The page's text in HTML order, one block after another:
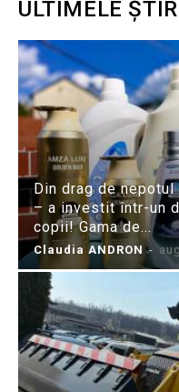
ULTIMELE
Din drag de
– a investit într-un
copii! Gama de...
Claudia ANDRON -